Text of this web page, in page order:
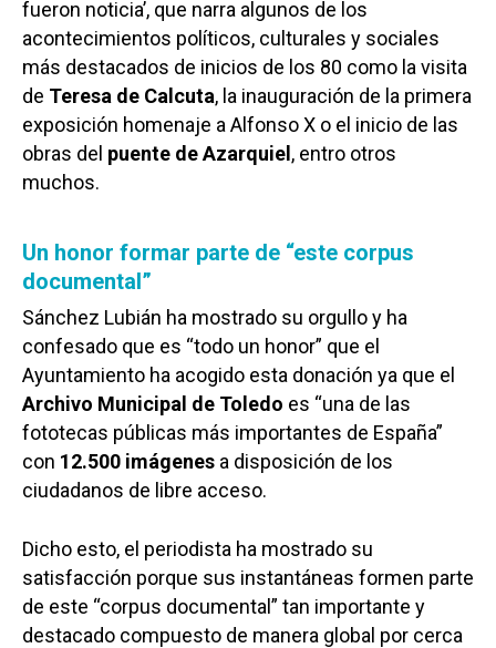
fueron noticia’, que narra algunos de los
acontecimientos políticos, culturales y sociales
más destacados de inicios de los 80 como la visita
de Teresa de Calcuta, la inauguración de la primera
exposición homenaje a Alfonso X o el inicio de las
obras del puente de Azarquiel , entro otros
muchos.
Un honor formar parte de “este corpus
documental”
Sánchez Lubián ha mostrado su orgullo y ha
confesado que es “todo un honor” que el
Ayuntamiento ha acogido esta donación ya que el
Archivo Municipal de Toledo es “una de las
fototecas públicas más importantes de España”
con 12.500 imágenes a disposición de los
ciudadanos de libre acceso.
Dicho esto, el periodista ha mostrado su
satisfacción porque sus instantáneas formen parte
de este “corpus documental” tan importante y
destacado compuesto de manera global por cerca